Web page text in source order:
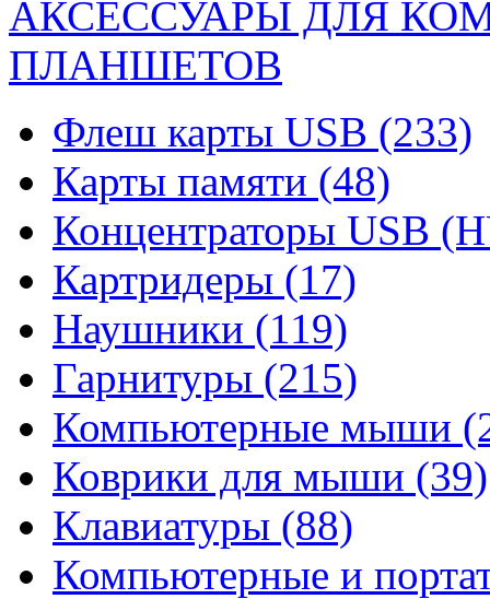
АКСЕССУАРЫ ДЛЯ
ПЛАНШЕТОВ
Флеш карты USB (233)
Карты памяти (48)
Концентраторы USB
Картридеры (17)
Наушники (119)
Гарнитуры (215)
Компьютерные мыши
Коврики для мыши (39)
Клавиатуры (88)
Компьютерные и